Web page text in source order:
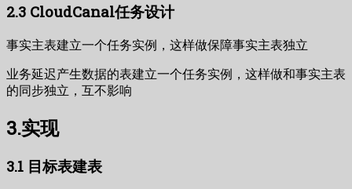
2.3 CloudCanal任务设计
事实主表建立一个任务实例，这样做保障事实主表独立
业务延迟产生数据的表建立一个任务实例，这样做和事实主表
的同步独立，互不影响
3.实现
3.1 目标表建表